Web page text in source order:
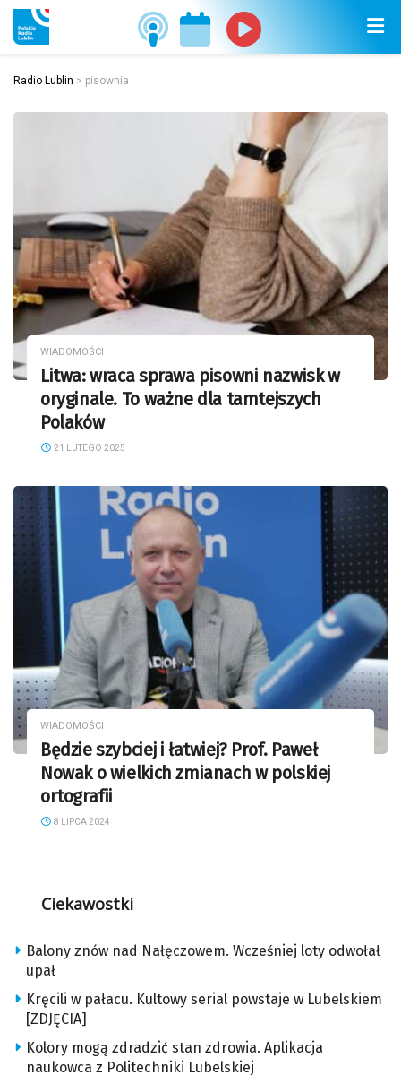
Radio Lublin > pisownia
WIADOMOŚCI
Litwa: wraca sprawa pisowni nazwisk w
oryginale. To ważne dla tamtejszych
Polaków
21 LUTEGO 2025
WIADOMOŚCI
Będzie szybciej i łatwiej? Prof. Paweł
Nowak o wielkich zmianach w polskiej
ortografii
8 LIPCA 2024
Ciekawostki
Balony znów nad Nałęczowem. Wcześniej loty odwołał
upał
Kręcili w pałacu. Kultowy serial powstaje w Lubelskiem
[ZDJĘCIA]
Kolory mogą zdradzić stan zdrowia. Aplikacja
naukowca z Politechniki Lubelskiej